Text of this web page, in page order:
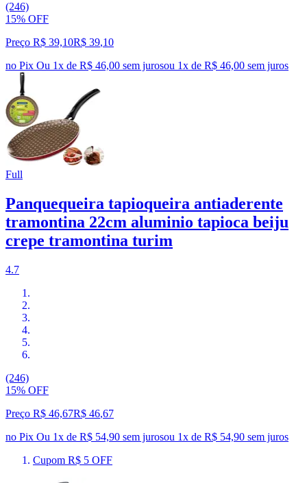
(246)
15% OFF
Preço R$ 39,10R$ 39,10
no Pix Ou 1x de R$ 46,00 sem jurosou 1x de R$ 46,00 sem juros
Full
Panquequeira tapioqueira antiaderente
tramontina 22cm aluminio tapioca beiju
crepe tramontina turim
4.7
(246)
15% OFF
Preço R$ 46,67R$ 46,67
no Pix Ou 1x de R$ 54,90 sem jurosou 1x de R$ 54,90 sem juros
Cupom R$ 5 OFF